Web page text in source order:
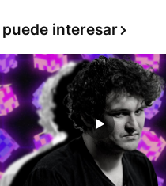
puede interesar